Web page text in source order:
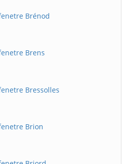
Brénod
Brens
Bressolles
Brion